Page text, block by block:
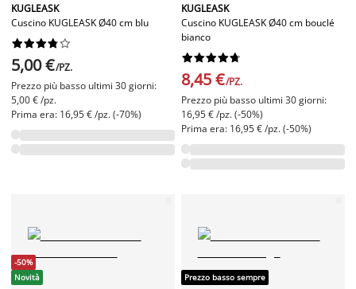
KUGLEASK
Cuscino KUGLEASK Ø40 cm blu






5,00 €/PZ.
Prezzo più basso ultimi 30 giorni:
5,00 € /pz.
Prima era: 16,95 € /pz. (-70%)
KUGLEASK
Cuscino KUGLEASK Ø40 cm bouclé
bianco






8,45 €/PZ.
Prezzo più basso ultimi 30 giorni:
16,95 € /pz. (-50%)
Prima era: 16,95 € /pz. (-50%)
-50%
Novità
Prezzo basso sempre